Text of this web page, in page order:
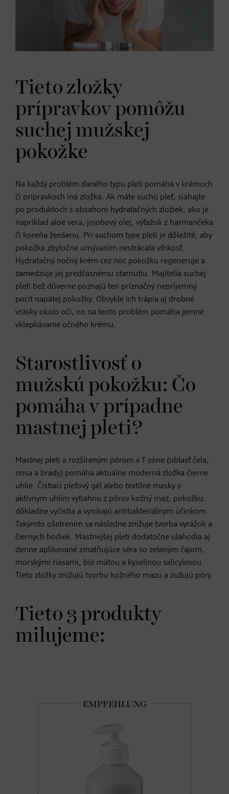
Tieto zložky
prípravkov pomôžu
suchej mužskej
pokožke
Na každý problém daného typu pleti pomáha v krémoch
či prípravkoch iná zložka. Ak máte suchú pleť, siahajte
po produktoch s obsahom hydratačných zložiek, ako je
napríklad aloe vera, jojobový olej, výťažok z harmančeka
či koreňa ženšenu. Pri suchom type pleti je dôležité, aby
pokožka zbytočne umývaním nestrácala vlhkosť.
Hydratačný nočný krém cez noc pokožku regeneruje a
zamedzuje jej predčasnému starnutiu. Majitelia suchej
pleti tiež dôverne poznajú ten príznačný nepríjemný
pocit napätej pokožky. Obvykle ich trápia aj drobné
vrásky okolo očí, no na tento problém pomáha jemné
vklepkávanie očného krému.
Starostlivosť o
mužskú pokožku: Čo
pomáha v prípadne
mastnej pleti?
Mastnej pleti a rozšíreným pórom v T-zóne (oblasť čela,
nosa a brady) pomáha aktuálne moderná zložka čierne
uhlie. Čistiaci pleťový gél alebo textilné masky s
aktívnym uhlím vytiahnu z pórov kožný maz, pokožku
dôkladne vyčistia a vynikajú antibakteriálnym účinkom.
Takýmto ošetrením sa následne znižuje tvorba vyrážok a
čiernych bodiek. Mastnejšej pleti dodatočne ulahodia aj
denne aplikované zmatňujúce séra so zeleným čajom,
morskými riasami, bio mätou a kyselinou salicylovou.
Tieto zložky znižujú tvorbu kožného mazu a zužujú póry.
Tieto 3 produkty
milujeme: